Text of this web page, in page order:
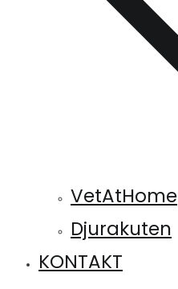
VetAtHome
Djurakuten
KONTAKT